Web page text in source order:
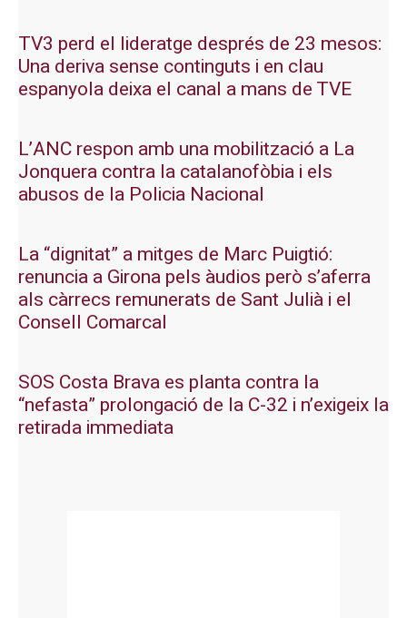
TV3 perd el lideratge després de 23 mesos:
Una deriva sense continguts i en clau
espanyola deixa el canal a mans de TVE
L’ANC respon amb una mobilització a La
Jonquera contra la catalanofòbia i els
abusos de la Policia Nacional
La “dignitat” a mitges de Marc Puigtió:
renuncia a Girona pels àudios però s’aferra
als càrrecs remunerats de Sant Julià i el
Consell Comarcal
SOS Costa Brava es planta contra la
“nefasta” prolongació de la C-32 i n’exigeix la
retirada immediata